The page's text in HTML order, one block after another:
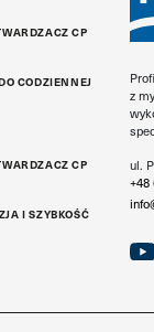
CP
CODZIENNEJ
CP
I SZYBKOŚĆ
z
ul.
+48